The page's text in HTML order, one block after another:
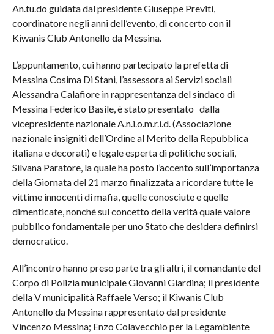
An.tu.do guidata dal presidente Giuseppe Previti,
coordinatore negli anni dell’evento, di concerto con il
Kiwanis Club Antonello da Messina.
L’appuntamento, cui hanno partecipato la prefetta di
Messina Cosima Di Stani, l’assessora ai Servizi sociali
Alessandra Calafiore in rappresentanza del sindaco di
Messina Federico Basile, è stato presentato dalla
vicepresidente nazionale A.n.i.o.m.r.i.d. (Associazione
nazionale insigniti dell’Ordine al Merito della Repubblica
italiana e decorati) e legale esperta di politiche sociali,
Silvana Paratore, la quale ha posto l’accento sull’importanza
della Giornata del 21 marzo finalizzata a ricordare tutte le
vittime innocenti di mafia, quelle conosciute e quelle
dimenticate, nonché sul concetto della verità quale valore
pubblico fondamentale per uno Stato che desidera definirsi
democratico.
All’incontro hanno preso parte tra gli altri, il comandante del
Corpo di Polizia municipale Giovanni Giardina; il presidente
della V municipalità Raffaele Verso; il Kiwanis Club
Antonello da Messina rappresentato dal presidente
Vincenzo Messina; Enzo Colavecchio per la Legambiente